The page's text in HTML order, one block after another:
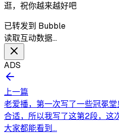
逛，祝你越来越好吧
已转发到 Bubble
读取互动数据…
ADS
上一篇
老爱播，第一次写了一些冠冕
合适，所以我写了这第2段，这
大家都能看到...